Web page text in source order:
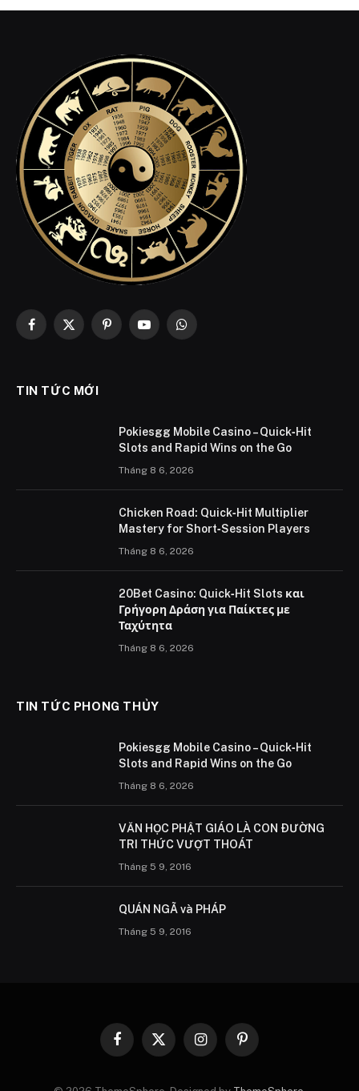
Facebook
X
PinterestYouTubeWhatsApp
TIN TỨC MỚI
Pokiesgg Mobile Casino – Quick‑Hit
Slots and Rapid Wins on the Go
Tháng 8 6, 2026
Chicken Road: Quick‑Hit Multiplier
Mastery for Short‑Session Players
Tháng 8 6, 2026
20Bet Casino: Quick‑Hit Slots και
Γρήγορη Δράση για Παίκτες με
Ταχύτητα
Tháng 8 6, 2026
TIN TỨC PHONG THỦY
Pokiesgg Mobile Casino – Quick‑Hit
Slots and Rapid Wins on the Go
Tháng 8 6, 2026
VĂN HỌC PHẬT GIÁO LÀ CON ÐƯỜNG
TRI THỨC VƯỢT THOÁT
Tháng 5 9, 2016
QUÁN NGÃ và PHÁP
Tháng 5 9, 2016
Facebook
X
InstagramPinterest